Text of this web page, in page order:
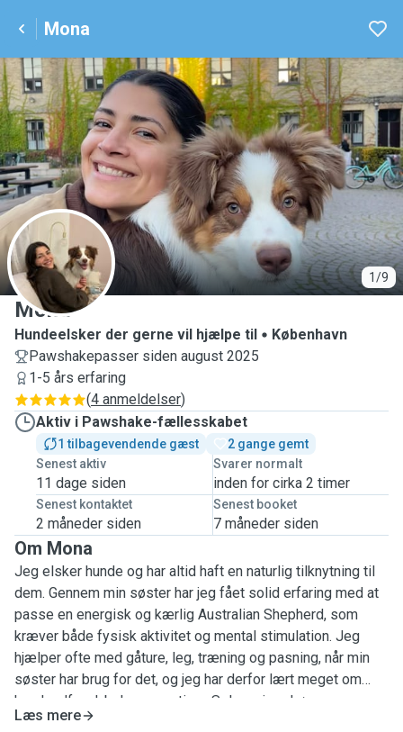
Mona
1/9
M
Mona
Hundeelsker der gerne vil hjælpe til
København
Pawshakepasser siden august 2025
1-5 års erfaring
(4 anmeldelser)
Aktiv i Pawshake-fællesskabet
1 tilbagevendende gæst
2 gange gemt
Senest aktiv
11 dage siden
Svarer normalt
inden for cirka 2 timer
Senest kontaktet
2 måneder siden
Senest booket
7 måneder siden
Om Mona
Jeg elsker hunde og har altid haft en naturlig tilknytning til
dem. Gennem min søster har jeg fået solid erfaring med at
passe en energisk og kærlig Australian Shepherd, som
kræver både fysisk aktivitet og mental stimulation. Jeg
hjælper ofte med gåture, leg, træning og pasning, når min
søster har brug for det, og jeg har derfor lært meget om
hundeadfærd, behov og rutiner. Selvom jeg drømmer om
selv at få en hund, ligger det formentlig først nogle år ude i
Læs mere